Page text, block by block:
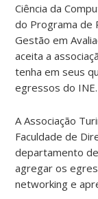
Ciência da
do Programa de
Gestão em
aceita a
tenha em seus
egressos do INE.
A Associação
Faculdade de
departamento
agregar os
networking e